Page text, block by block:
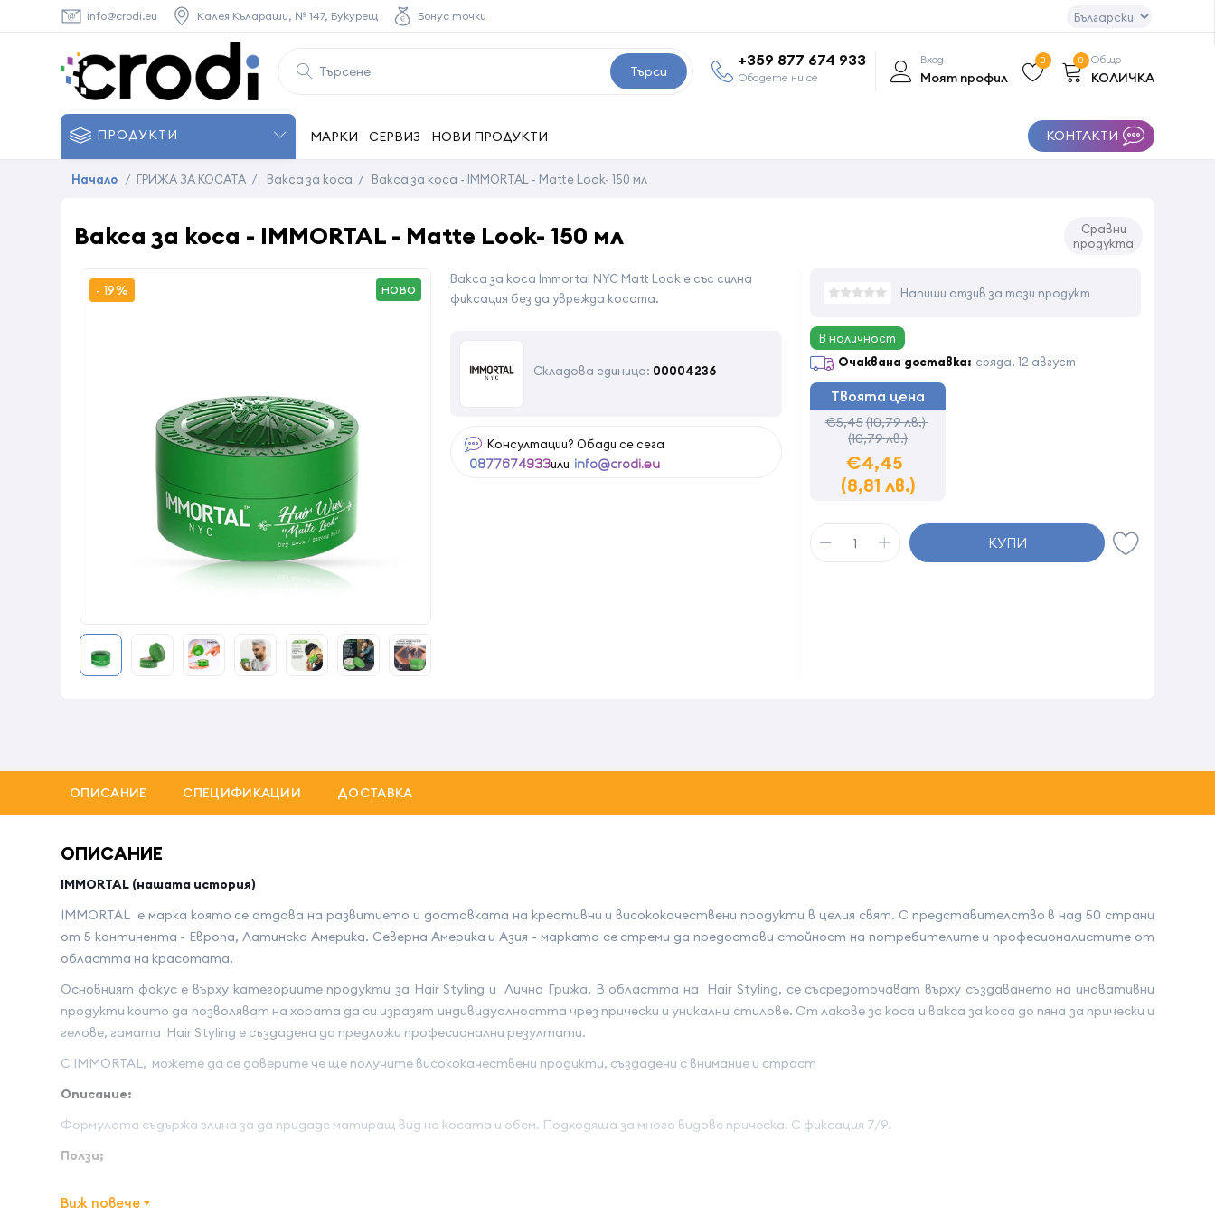
info@crodi.eu Калея Кълараши, № 147, Букурещ Бонус точки
Търси
+359 877 674 933
Обадете ни се
Вход
Моят профил
0 Общо
КОЛИЧКА
0
ПРОДУКТИ МАРКИ СЕРВИЗ НОВИ ПРОДУКТИ КОНТАКТИ
Начало / ГРИЖА ЗА КОСАТА / Вакса за коса / Вакса за коса - IMMORTAL - Matte Look- 150 мл
Вакса за коса - IMMORTAL - Matte Look- 150 мл
Сравни
продукта
- 19% НОВО
Вакса за коса Immortal NYC Matt Look е със силна
фиксация без да уврежда косата.
Складова единица: 00004236
Консултации? Обади се сега
0877674933или info@crodi.eu
Напиши отзив за този продукт
В наличност
Очаквана доставка: сряда, 12 август
Твоята цена
€5,45(10,79 лв.)
(10,79 лв.)
€4,45
(8,81 лв.)
КУПИ
ОПИСАНИЕ СПЕЦИФИКАЦИИ ДОСТАВКА
ОПИСАНИЕ
IMMORTAL (нашата история)
IMMORTAL е марка която се отдава на развитието и доставката на креативни и висококачествени продукти в целия свят. С представителство в над 50 страни
от 5 континента - Европа, Латинска Америка. Северна Америка и Азия - марката се стреми да предостави стойност на потребителите и професионалистите от
областта на красотата.
Основният фокус е върху категориите продукти за Hair Styling и Лична Грижа. В областта на Hair Styling, се съсредоточават върху създаването на иновативни
продукти които да позволяват на хората да си изразят индивидуалността чрез прически и уникални стилове. От лакове за коса и вакса за коса до пяна за прически и
гелове, гамата Hair Styling е създадена да предложи професионални резултати.
С IMMORTAL, можете да се доверите че ще получите висококачествени продикти, създадени с внимание и страст
Описание:
Формулата съдържа глина за да придаде матиращ вид на косата и обем. Подходяща за много видове прическа. С фиксация 7/9.
Ползи;
Матиращ ефект
Виж повече